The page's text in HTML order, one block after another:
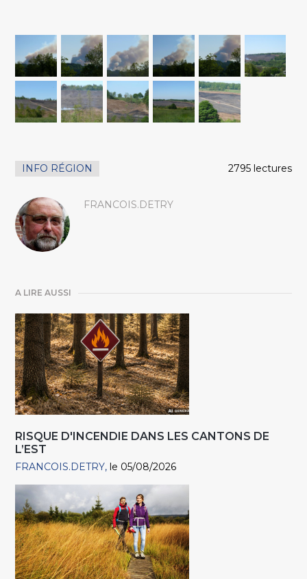
INFO RÉGION 2795 lectures
FRANCOIS.DETRY
A LIRE AUSSI
RISQUE D'INCENDIE DANS LES CANTONS DE
L’EST
FRANCOIS.DETRY le 05/08/2026